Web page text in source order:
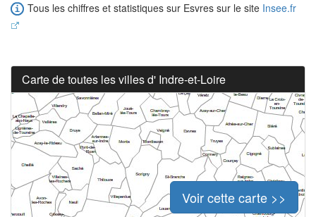
Tous les chiffres et statistiques sur Esvres sur le site Insee.fr
Carte de toutes les villes d' Indre-et-Loire
Voir cette carte >>